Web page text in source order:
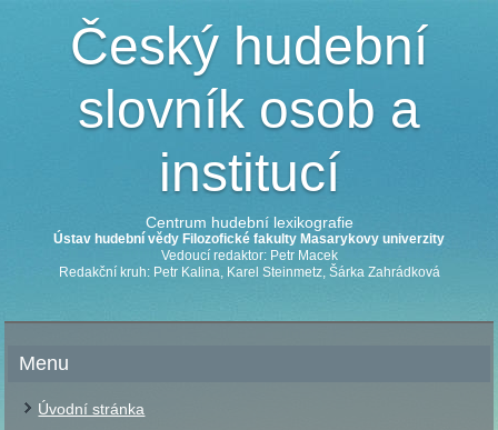
Český hudební
slovník osob a
institucí
Centrum hudební lexikografie
Ústav hudební vědy Filozofické fakulty Masarykovy univerzity
Vedoucí redaktor: Petr Macek
Redakční kruh: Petr Kalina, Karel Steinmetz, Šárka Zahrádková
Menu
Úvodní stránka